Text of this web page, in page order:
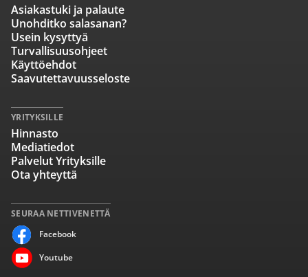
SEURAA NETTIVENETTÄ
Facebook
Youtube
Asiakastuki ja palaute
Unohditko salasanan?
Usein kysyttyä
Turvallisuusohjeet
Käyttöehdot
Saavutettavuusseloste
YRITYKSILLE
Hinnasto
Mediatiedot
Palvelut Yrityksille
Ota yhteyttä